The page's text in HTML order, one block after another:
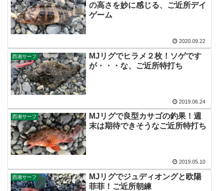
の高さを妙に感じる、ご近所デイ
ゲーム
2020.09.22
西湘サーフ
MJリグでヒラメ２枚！ソゲです
が・・・な、ご近所特打ち
2019.06.24
西湘サーフ
MJリグで良型カサゴの釣果！週
末は期待できそうなご近所特打ち
2019.05.10
西湘サーフ
MJリグでジュディオングと欧陽
菲菲！ご近所朝練